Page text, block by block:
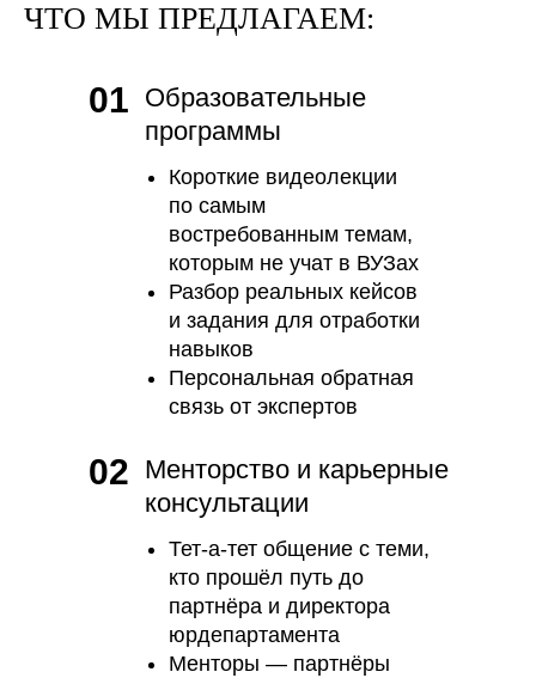
ЧТО МЫ ПРЕДЛАГАЕМ:
01 Образовательные
программы
Короткие видеолекции
по самым
востребованным темам,
которым не учат в ВУЗах
Разбор реальных кейсов
и задания для отработки
навыков
Персональная обратная
связь от экспертов
02 Менторство и карьерные
консультации
Тет-а-тет общение с теми,
кто прошёл путь до
партнёра и директора
юрдепартамента
Менторы — партнёры